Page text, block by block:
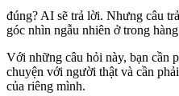
đúng? AI sẽ trả lời. Nhưng câu
góc nhìn ngẫu nhiên ở trong
Với những câu hỏi này, bạn cần
chuyện với người thật và cần
của riêng mình.